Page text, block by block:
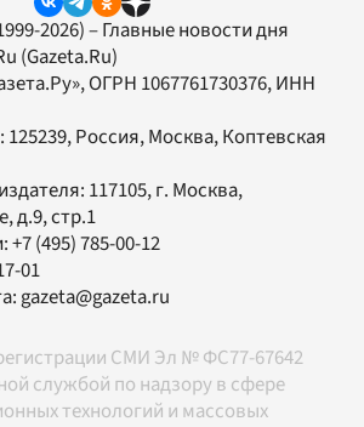
2026) – Главные новости дня
(Gazeta.Ru)
, ОГРН 1067761730376, ИНН
Россия, Москва, Коптевская
117105, г. Москва,
д.9, стр.1
+7 (495) 785-00-12
01
gazeta@gazeta.ru
СМИ Эл № ФС77-67642
службой по надзору в сфере
технологий и массовых